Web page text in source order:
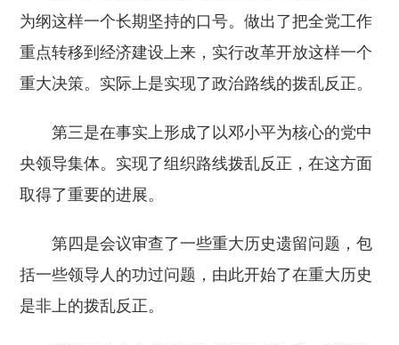
为纲这样一个长期坚持的口号。做出了把全党工作
重点转移到经济建设上来，实行改革开放这样一个
重大决策。实际上是实现了政治路线的拨乱反正。
第三是在事实上形成了以邓小平为核心的党中
央领导集体。实现了组织路线拨乱反正，在这方面
取得了重要的进展。
第四是会议审查了一些重大历史遗留问题，包
括一些领导人的功过问题，由此开始了在重大历史
是非上的拨乱反正。